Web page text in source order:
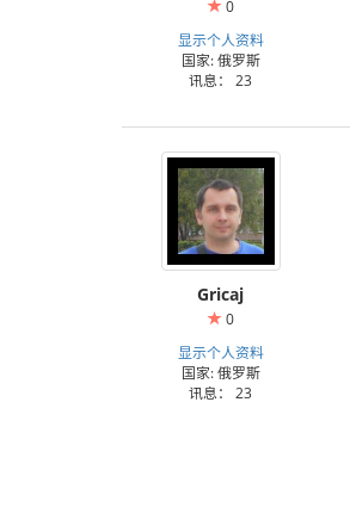
0
显示个人资料
国家: 俄罗斯
讯息： 23
Gricaj
0
显示个人资料
国家: 俄罗斯
讯息： 23